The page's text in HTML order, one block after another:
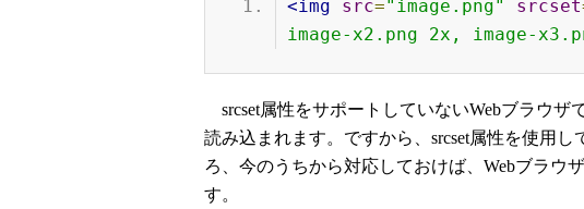
<img src="image.png" srcset
image-x2.png 2x, image-
srcset属性をサポートしていないWebブラウザ
読み込まれます。ですから、srcset属性を使用
ろ、今のうちから対応しておけば、Webブラウ
す。